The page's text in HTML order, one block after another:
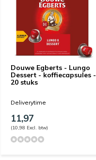
Douwe Egberts - Lungo
Dessert - koffiecapsules -
20 stuks
Deliverytime
11,97
(10,98 Excl. btw)